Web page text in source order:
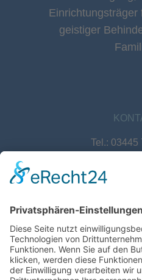
Einrichtungsträger
geistiger
Tel.: 03445
E-Mail:
Johann-
06618